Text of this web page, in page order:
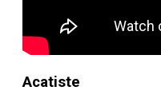
Acatiste